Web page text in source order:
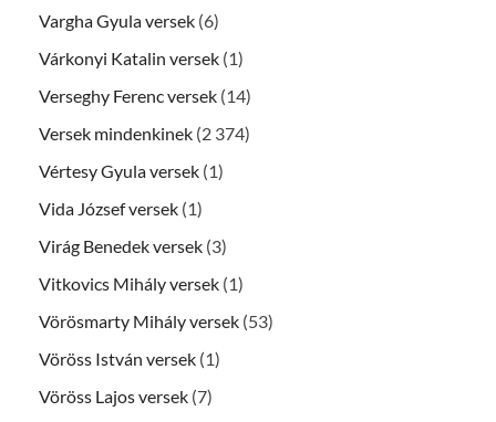
Vargha Gyula versek (6)
Várkonyi Katalin versek (1)
Verseghy Ferenc versek (14)
Versek mindenkinek (2 374)
Vértesy Gyula versek (1)
Vida József versek (1)
Virág Benedek versek (3)
Vitkovics Mihály versek (1)
Vörösmarty Mihály versek (53)
Vöröss István versek (1)
Vöröss Lajos versek (7)